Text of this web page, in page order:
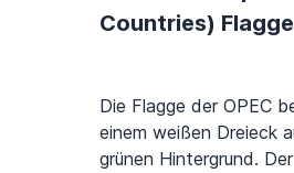
Countries) Flagge
Die Flagge der OPEC
einem weißen Dreieck
grünen Hintergrund.